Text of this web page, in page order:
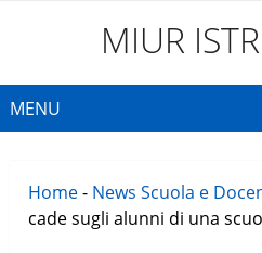
MIUR
MENU
Home- News Scuola e
cade sugli alunni di una